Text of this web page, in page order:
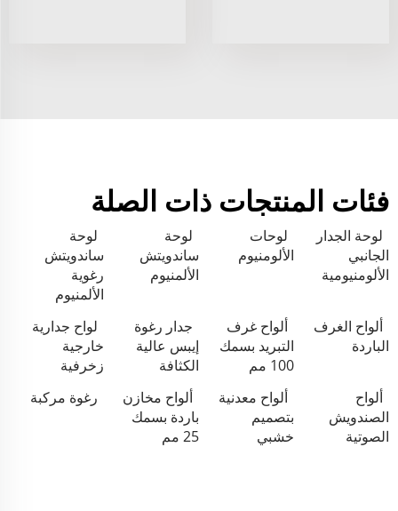
فئات المنتجات ذات الصلة
لوحة الجدار
الجانبي
الألومنيومية
لوحات
الألومنيوم
لوحة
ساندويتش
الألمنيوم
لوحة
ساندويتش
رغوية
الألمنيوم
ألواح الغرف
الباردة
ألواح غرف
التبريد بسمك
100 مم
جدار رغوة
إيبس عالية
الكثافة
لواح جدارية
خارجية
زخرفية
ألواح
الصندويش
الصوتية
ألواح معدنية
بتصميم
خشبي
ألواح مخازن
باردة بسمك
25 مم
رغوة مركبة